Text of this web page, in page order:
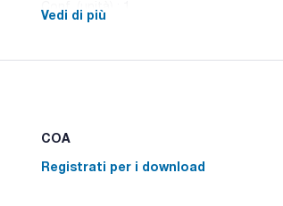
Vedi di più
COA
Registrati per i download